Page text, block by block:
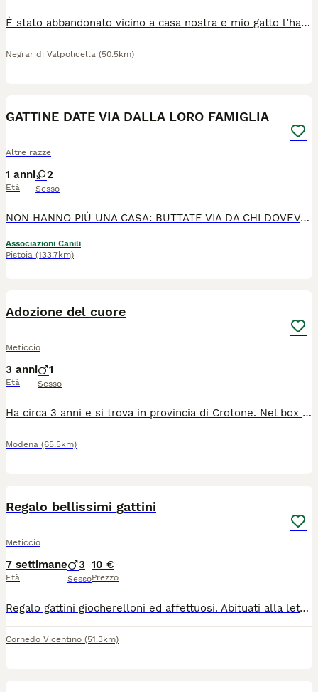
È stato abbandonato vicino a casa nostra e mio gatto l’ha portato a casa e adesso cerchiamo una bella casa per lui è un gatto dolcissimo giocare che non vuole più uscire di casa vuole avere una casa una famiglia tutta sua. Regalo anche se devo per forza mettere un prezzo
Negrar di Valpolicella (50.5km)
GATTINE DATE VIA DALLA LORO FAMIGLIA
Altre razze
1 anni
Età
2
Sesso
NON HANNO PIÙ UNA CASA: BUTTATE VIA DA CHI DOVEVA AMARLE PER SEMPRE.... Pistoia: ariel e arisa hanno 1 anno e cercano nuova adozione con urgenza. Si trovano a pistoia e sono adottabili in toscana o in zone limitrofe, esclusivamente in appartamento! Abituate in casa e alla lettiera, buonissime, sane e sterilizzate. Vengono cedute esclusivamente insieme. Info 340 578 3896
Associazioni Canili
Pistoia (133.7km)
Adozione del cuore
Meticcio
3 anni
Età
1
Sesso
Ha circa 3 anni e si trova in provincia di Crotone. Nel box è disperato, prima era libero, aveva i suoi compagni. Ora non ha più nulla. Vive chiuso in un box senza uscite. Resta sdraiato sul cemento, a fissare il vuoto, solo, con nel cuore l'angoscia per la vita perduta. Ed essendo un cane nero ha pochissime possibilità. Si cerca per lui adozione o stallo, con un gesto di amore. Erika 3477569219
Modena (65.5km)
Regalo bellissimi gattini
Meticcio
7 settimane
Età
3
Sesso
10 €
Prezzo
Regalo gattini giocherelloni ed affettuosi. Abituati alla lettiera e a stare con i bambini. Disponibili fin da subito
Cornedo Vicentino (51.3km)